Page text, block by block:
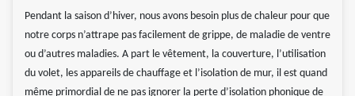
Pendant la saison d’hiver, nous avons besoin plus de chaleur pour que
notre corps n’attrape pas facilement de grippe, de maladie de ventre
ou d’autres maladies. A part le vêtement, la couverture, l’utilisation
du volet, les appareils de chauffage et l’isolation de mur, il est quand
même primordial de ne pas ignorer la perte d’isolation phonique de